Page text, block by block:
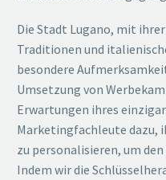
Die Stadt Lugano, mit
Traditionen und
besondere
Umsetzung von
Erwartungen ihres
Marketingfachleute dazu,
zu personalisieren, um
Indem wir die